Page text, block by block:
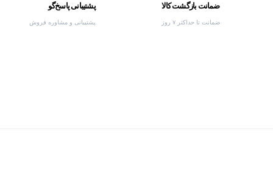
ضمانت بازگشت کالا
ضمانت تا حداکثر ۷ روز
پشتیبانی پاسخ‌گو
پشتیبانی و مشاوره فروش